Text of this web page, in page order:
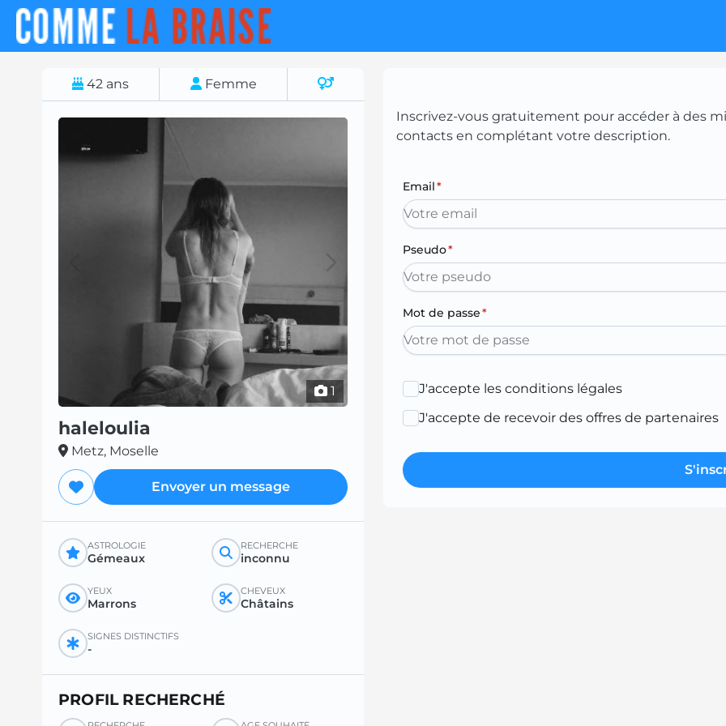
42 ans Femme
1
haleloulia
Metz, Moselle
Envoyer un message
ASTROLOGIE
Gémeaux
RECHERCHE
inconnu
YEUX
Marrons
CHEVEUX
Châtains
SIGNES DISTINCTIFS
-
PROFIL RECHERCHÉ
Inscrivez-vous gratuitement pour accéder à des
contacts en complétant votre description.
Email*
Pseudo*
Mot de passe*
J'accepte les conditions légales
J'accepte de recevoir des offres de partenaires